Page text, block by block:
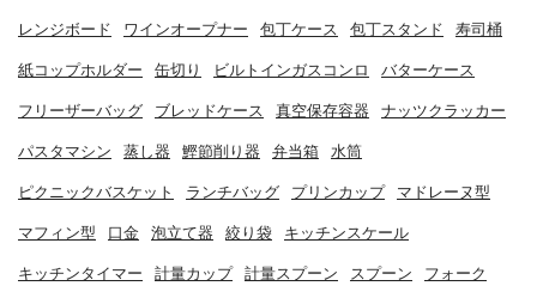
レンジボード ワインオープナー 包丁ケース 包丁スタンド 寿司桶
紙コップホルダー 缶切り ビルトインガスコンロ バターケース
フリーザーバッグ ブレッドケース 真空保存容器 ナッツクラッカー
パスタマシン 蒸し器 鰹節削り器 弁当箱 水筒
ピクニックバスケット ランチバッグ プリンカップ マドレーヌ型
マフィン型 口金 泡立て器 絞り袋 キッチンスケール
キッチンタイマー 計量カップ 計量スプーン スプーン フォーク